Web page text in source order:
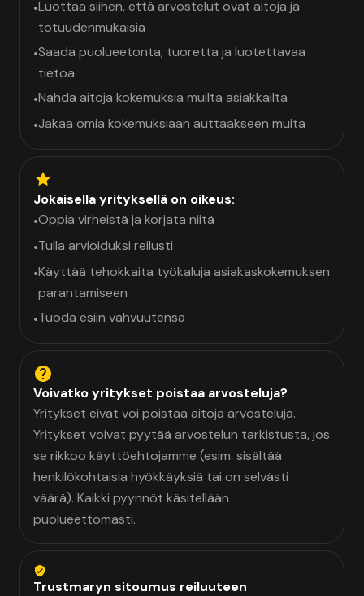
•Luottaa siihen, että arvostelut ovat aitoja ja
totuudenmukaisia
•Saada puolueetonta, tuoretta ja luotettavaa
tietoa
•Nähdä aitoja kokemuksia muilta asiakkailta
•Jakaa omia kokemuksiaan auttaakseen muita
Jokaisella yrityksellä on oikeus:
•Oppia virheistä ja korjata niitä
•Tulla arvioiduksi reilusti
•Käyttää tehokkaita työkaluja asiakaskokemuksen
parantamiseen
•Tuoda esiin vahvuutensa
Voivatko yritykset poistaa arvosteluja?
Yritykset eivät voi poistaa aitoja arvosteluja.
Yritykset voivat pyytää arvostelun tarkistusta, jos
se rikkoo käyttöehtojamme (esim. sisältää
henkilökohtaisia hyökkäyksiä tai on selvästi
väärä). Kaikki pyynnöt käsitellään
puolueettomasti.
Trustmaryn sitoumus reiluuteen